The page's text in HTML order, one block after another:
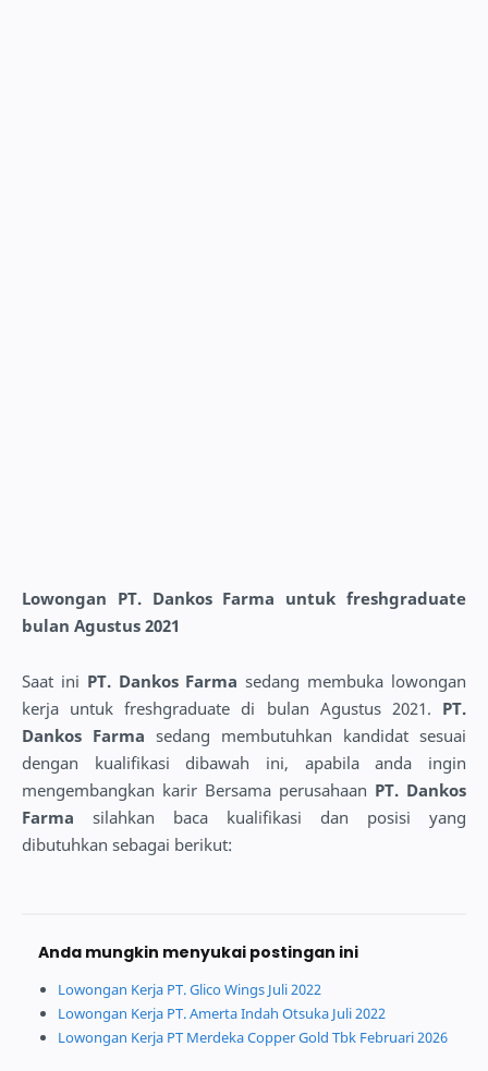
Lowongan PT. Dankos Farma untuk freshgraduate
bulan Agustus 2021
Saat ini PT. Dankos Farmasedang membuka lowongan
kerja untuk freshgraduate di bulan Agustus 2021. PT.
Dankos Farma sedang membutuhkan kandidat sesuai
dengan kualifikasi dibawah ini, apabila anda ingin
mengembangkan karir Bersama perusahaan PT. Dankos
Farma silahkan baca kualifikasi dan posisi yang
dibutuhkan sebagai berikut:
Anda mungkin menyukai postingan ini
Lowongan Kerja PT. Glico Wings Juli 2022
Lowongan Kerja PT. Amerta Indah Otsuka Juli 2022
Lowongan Kerja PT Merdeka Copper Gold Tbk Februari 2026